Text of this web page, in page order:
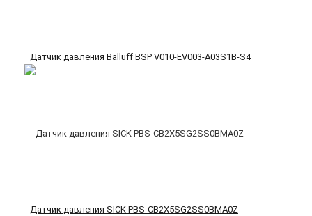
Датчик давления Balluff BSP V010-EV003-A03S1B-S4
Датчик давления SICK PBS-CB2X5SG2SS0BMA0Z